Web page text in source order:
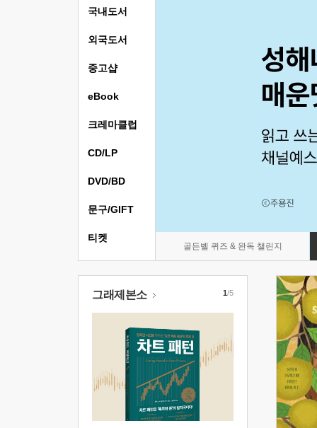
골든벨 퀴즈 & 완독 챌린지
국내도서
외국도서
중고샵
eBook
크레마클럽
CD/LP
DVD/BD
문구/GIFT
티켓
그래제본소 1/5